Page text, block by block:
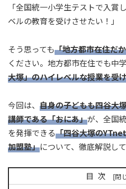
「全国統一小学生テストで入賞
ベルの教育を受けさせたい！」
そう思っても「地方都市在住だ
ください。地方都市在住でも中
大塚」のハイレベルな授業を受
今回は、 自身の子どもも四谷大
講師である「おにあ」が、全国
を発揮できる「四谷大塚の
加盟塾」について、徹底解説して
目次